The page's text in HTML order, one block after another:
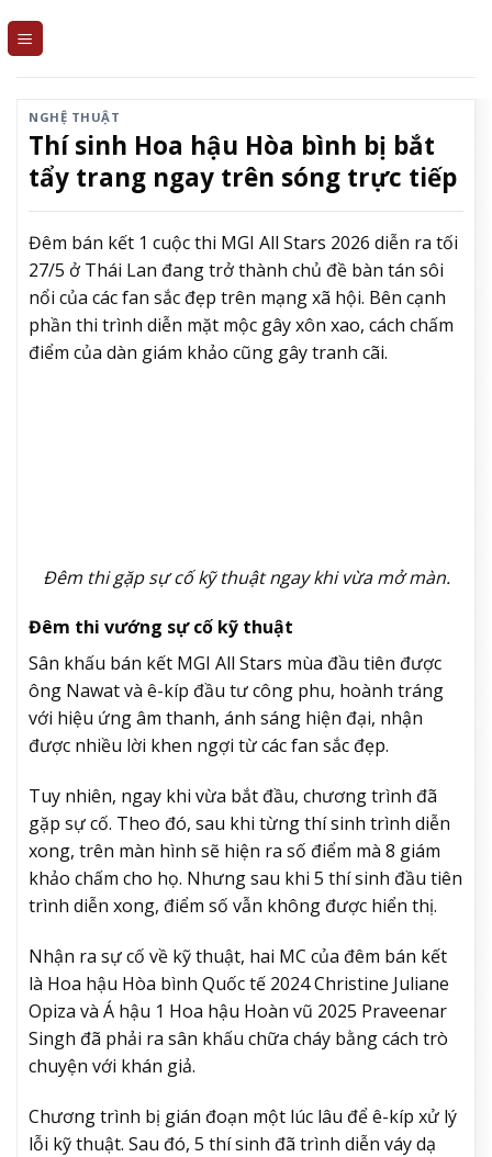
NGHỆ THUẬT
Thí sinh Hoa hậu Hòa bình bị bắt
tẩy trang ngay trên sóng trực tiếp
Đêm bán kết 1 cuộc thi MGI All Stars 2026 diễn ra tối
27/5 ở Thái Lan đang trở thành chủ đề bàn tán sôi
nổi của các fan sắc đẹp trên mạng xã hội. Bên cạnh
phần thi trình diễn mặt mộc gây xôn xao, cách chấm
điểm của dàn giám khảo cũng gây tranh cãi.
Đêm thi gặp sự cố kỹ thuật ngay khi vừa mở màn.
Đêm thi vướng sự cố kỹ thuật
Sân khấu bán kết MGI All Stars mùa đầu tiên được
ông Nawat và ê-kíp đầu tư công phu, hoành tráng
với hiệu ứng âm thanh, ánh sáng hiện đại, nhận
được nhiều lời khen ngợi từ các fan sắc đẹp.
Tuy nhiên, ngay khi vừa bắt đầu, chương trình đã
gặp sự cố. Theo đó, sau khi từng thí sinh trình diễn
xong, trên màn hình sẽ hiện ra số điểm mà 8 giám
khảo chấm cho họ. Nhưng sau khi 5 thí sinh đầu tiên
trình diễn xong, điểm số vẫn không được hiển thị.
Nhận ra sự cố về kỹ thuật, hai MC của đêm bán kết
là Hoa hậu Hòa bình Quốc tế 2024 Christine Juliane
Opiza và Á hậu 1 Hoa hậu Hoàn vũ 2025 Praveenar
Singh đã phải ra sân khấu chữa cháy bằng cách trò
chuyện với khán giả.
Chương trình bị gián đoạn một lúc lâu để ê-kíp xử lý
lỗi kỹ thuật. Sau đó, 5 thí sinh đã trình diễn váy dạ